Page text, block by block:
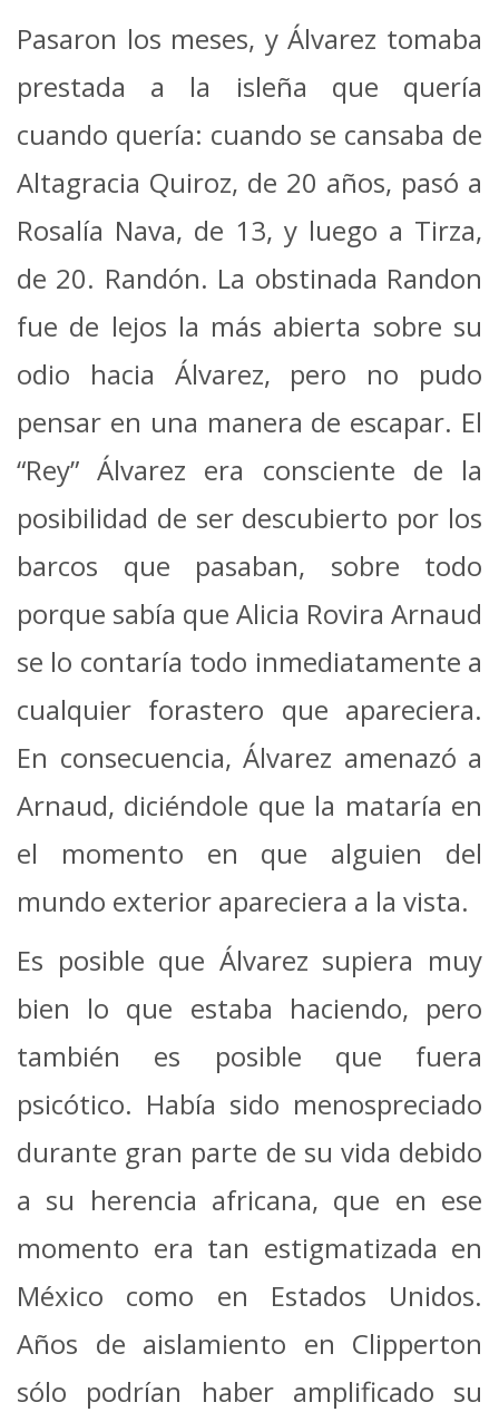
Pasaron los meses, y Álvarez tomaba
prestada a la isleña que quería
cuando quería: cuando se cansaba de
Altagracia Quiroz, de 20 años, pasó a
Rosalía Nava, de 13, y luego a Tirza,
de 20. Randón. La obstinada Randon
fue de lejos la más abierta sobre su
odio hacia Álvarez, pero no pudo
pensar en una manera de escapar. El
“Rey” Álvarez era consciente de la
posibilidad de ser descubierto por los
barcos que pasaban, sobre todo
porque sabía que Alicia Rovira Arnaud
se lo contaría todo inmediatamente a
cualquier forastero que apareciera.
En consecuencia, Álvarez amenazó a
Arnaud, diciéndole que la mataría en
el momento en que alguien del
mundo exterior apareciera a la vista.
Es posible que Álvarez supiera muy
bien lo que estaba haciendo, pero
también es posible que fuera
psicótico. Había sido menospreciado
durante gran parte de su vida debido
a su herencia africana, que en ese
momento era tan estigmatizada en
México como en Estados Unidos.
Años de aislamiento en Clipperton
sólo podrían haber amplificado su